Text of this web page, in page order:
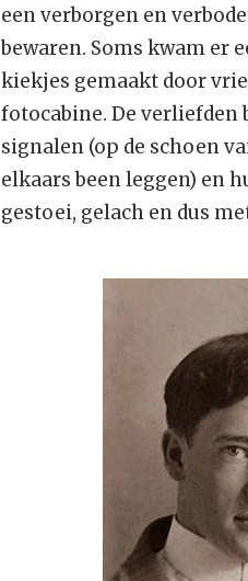
een verborgen en
bewaren. Soms kwam er
kiekjes gemaakt door
fotocabine. De verliefden
signalen (op de schoen
elkaars been leggen) en
gestoei, gelach en dus